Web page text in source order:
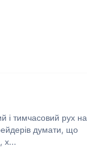
і тимчасовий рух на
думати, що
х...